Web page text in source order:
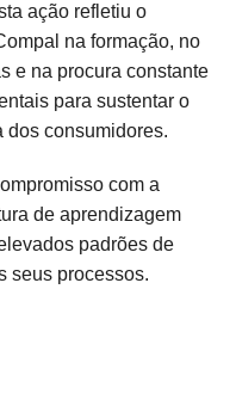
ação refletiu o
na formação, no
e na procura constante
para sustentar o
dos consumidores.
com a
de aprendizagem
padrões de
seus processos.